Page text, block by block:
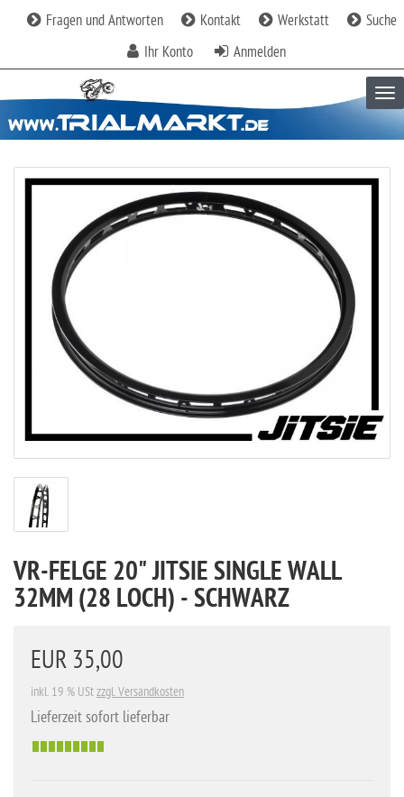
Fragen und Antworten Kontakt Werkstatt
Suche
Ihr Konto
Anmelden
VR-FELGE 20" JITSIE SINGLE WALL
32MM (28 LOCH) - SCHWARZ
EUR 35,00
inkl. 19 % UStzzgl. Versandkosten
Lieferzeit sofort lieferbar